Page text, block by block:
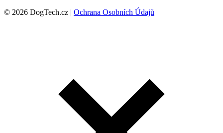
© 2026 DogTech.cz | Ochrana Osobních Údajů